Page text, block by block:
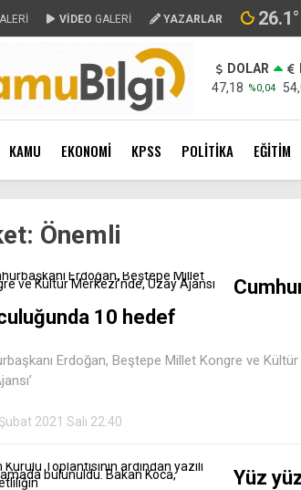
VİDEO GALERİ YAZARLAR 26.1°
DOLAR
47,18 %0,04
KAMU EKONOMİ KPSS POLİTİKA EĞİTİM
Önemli
10 hedef
Erdoğan, Beştepe Millet Kongre ve Kültür
2021 Salı 22:40
Yüz